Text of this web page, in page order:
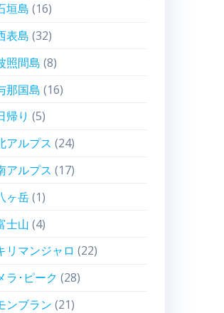
垣島 (16)
表島 (32)
照間島 (8)
那国島 (16)
帰り (5)
アルプス (24)
アルプス (17)
ヶ岳(1)
士山 (4)
リマンジャロ (22)
ラ･ピーク (28)
ンブラン (21)